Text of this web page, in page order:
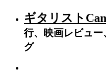
ギタリスト
行、映画レビュ
グ